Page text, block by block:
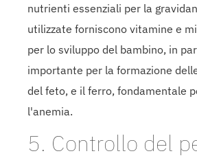
nutrienti essenziali per la
utilizzate forniscono vitamine e
per lo sviluppo del bambino, in
importante per la formazione
del feto, e il ferro, fondamentale
l'anemia.
5. Controllo del